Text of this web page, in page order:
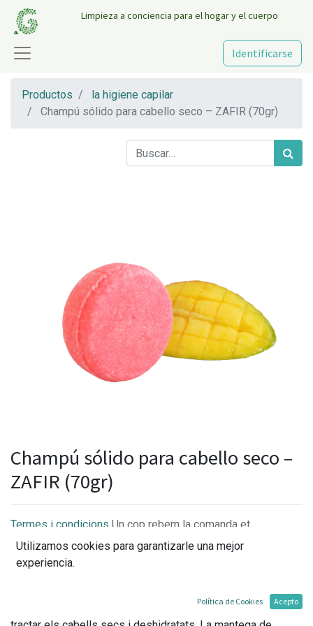
Limpieza a conciencia para el hogar y el cuerpo
Identificarse
Productos
la higiene capilar
Champú sólido para cabello seco – ZAFIR (70gr)
Champú sólido para cabello seco –
ZAFIR (70gr)
Termes i condicions Un cop rebem la comanda et
confirmarem la disponibilitat i els terminis per l'entrega.
Aquest xampú de mango està especialment indicat per a
Utilizamos cookies para garantizarle una mejor
experiencia.
Política de Cookies Acepto